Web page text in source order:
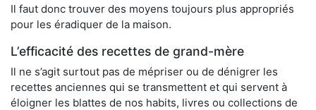
Il faut donc trouver des moyens toujours plus appropriés
pour les éradiquer de la maison.
L’efficacité des recettes de grand-mère
Il ne s’agit surtout pas de mépriser ou de dénigrer les
recettes anciennes qui se transmettent et qui servent à
éloigner les blattes de nos habits, livres ou collections de